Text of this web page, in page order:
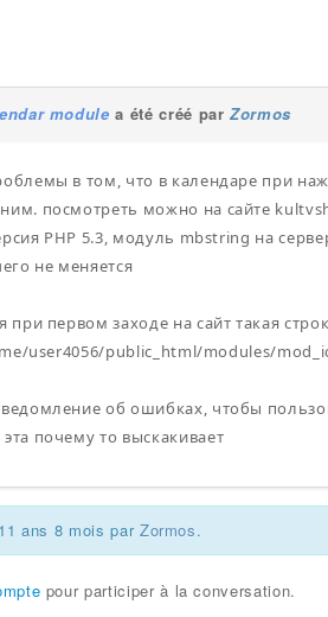
module a été créé parZormos
в том, что в календаре при
посмотреть можно на сайте
PHP 5.3, модуль mbstring на
не меняется
при первом заходе на сайт такая
user4056/public_html/modules/
об ошибках, чтобы
почему то выскакивает
ans 8 mois par Zormos.
pour participer à la conversation.